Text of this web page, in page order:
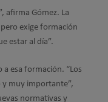
afirma Gómez. La
exige formación
estar al día”.
esa formación. “Los
y muy importante”,
normativas y